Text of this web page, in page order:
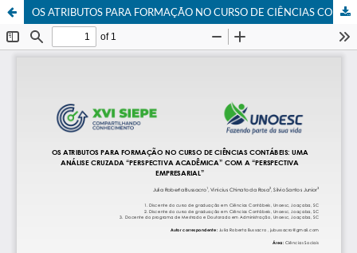
OS ATRIBUTOS PARA FORMAÇÃO NO CURSO DE CIÊNCIAS CONTÁBEIS: UMA ANÁLISE CRUZADA “PERSPECTIVA ACADÊMICA” COM A “PERSPECTIVA EMPRESARIAL”